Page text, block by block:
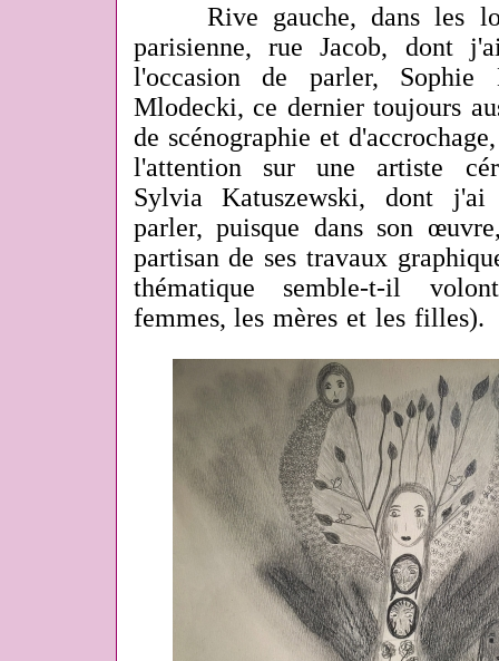
Rive gauche, dans les
parisienne, rue Jacob, dont
l'occasion de parler, Sophie
Mlodecki, ce dernier toujours
de scénographie et
l'attention sur une artiste
Sylvia Katuszewski, dont
parler, puisque dans son
partisan de ses travaux
thématique semble-t-il
femmes, les mères et les filles).